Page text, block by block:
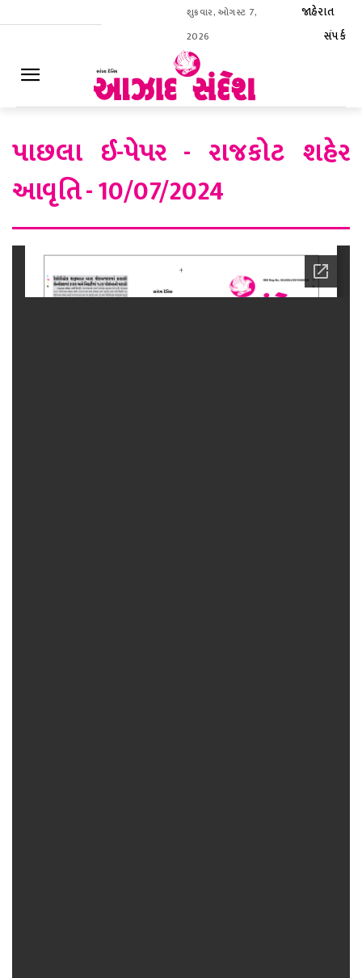
શુક્રવાર, ઓગસ્ટ 7,
2026
જાહેરાત
સંપર્ક
પાછલા ઈ-પેપર - રાજકોટ શહેર
આવૃતિ - 10/07/2024